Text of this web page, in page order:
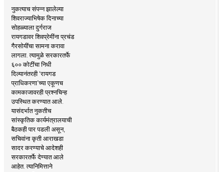
नुकत्याच संपन्न झालेल्या
शिवराज्याभिषेक दिनाच्या
सोहळ्याला दुर्गराज
रायगडावर शिवप्रेमींना प्रचंड
गैरसोयींचा सामना करावा
लागला. त्यामुळे सरकारतर्फे
६०० कोटींचा निधी
दिल्यानंतरही ‘रायगड
प्राधिकरणा’च्या एकूणच
कामकाजावरही प्रश्नचिन्ह
उपस्थित करण्यात आले.
यासंदर्भात नुकतीच
सांस्कृतिक कार्यमंत्रालयाची
बैठकही पार पडली असून,
सचिवांना कृती आराखडा
सादर करण्याचे आदेशही
सरकारतर्फे देण्यात आले
आहेत. त्यानिमित्ताने